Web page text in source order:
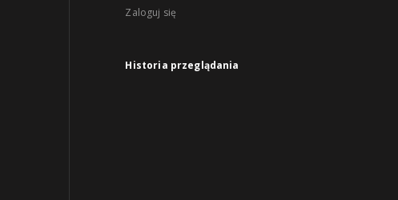
Zaloguj się
Historia przeglądania